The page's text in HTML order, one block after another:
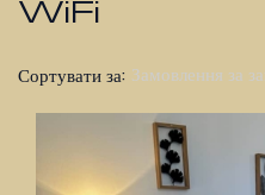
WiFi
Сортувати за: Замовлення за